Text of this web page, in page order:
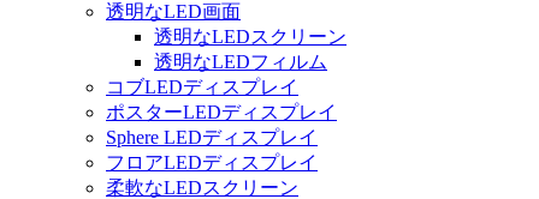
透明なLED画面
透明なLEDスクリーン
透明なLEDフィルム
コブLEDディスプレイ
ポスターLEDディスプレイ
Sphere LEDディスプレイ
フロアLEDディスプレイ
柔軟なLEDスクリーン